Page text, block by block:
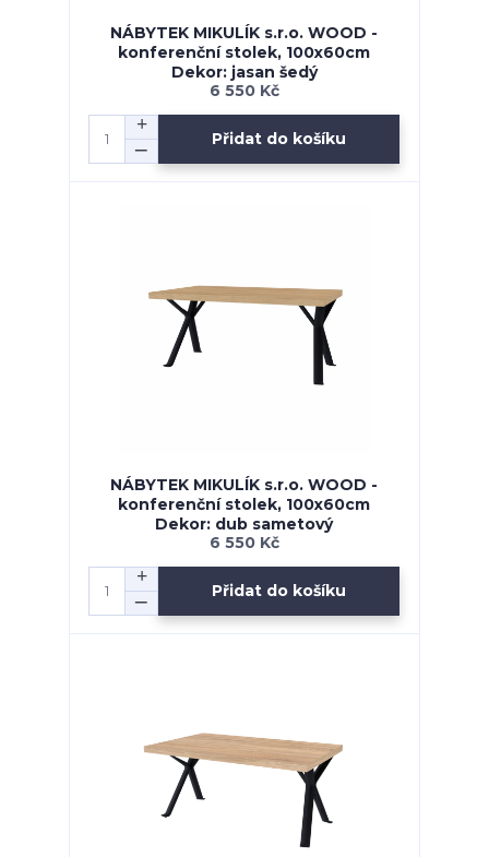
NÁBYTEK MIKULÍK s.r.o. WOOD -
konferenční stolek, 100x60cm
Dekor: jasan šedý
6 550 Kč
Přidat do košíku
NÁBYTEK MIKULÍK s.r.o. WOOD -
konferenční stolek, 100x60cm
Dekor: dub sametový
6 550 Kč
Přidat do košíku